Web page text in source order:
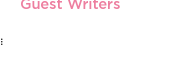
Guest Writers